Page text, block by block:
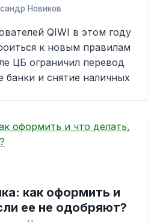
Новиков
QIWI в этом году
к новым правилам
ЦБ ограничил перевод
банки и снятие наличных
как оформить и
ее не одобряют?